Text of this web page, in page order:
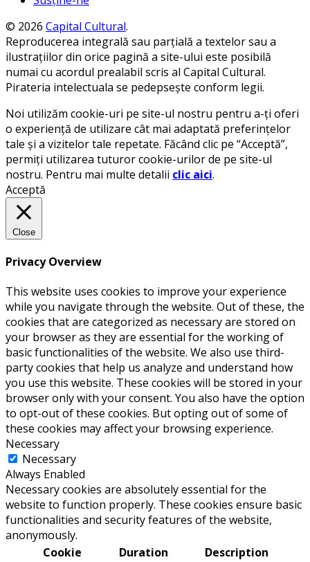
© 2026 Capital Cultural.
Reproducerea integrală sau parțială a textelor sau a
ilustrațiilor din orice pagină a site-ului este posibilă
numai cu acordul prealabil scris al Capital Cultural.
Pirateria intelectuala se pedepsește conform legii.
Noi utilizăm cookie-uri pe site-ul nostru pentru a-ți oferi
o experiență de utilizare cât mai adaptată preferințelor
tale și a vizitelor tale repetate. Făcând clic pe “Acceptă”,
permiți utilizarea tuturor cookie-urilor de pe site-ul
nostru. Pentru mai multe detalii clic aici.
Acceptă
Close
Privacy Overview
This website uses cookies to improve your experience
while you navigate through the website. Out of these, the
cookies that are categorized as necessary are stored on
your browser as they are essential for the working of
basic functionalities of the website. We also use third-
party cookies that help us analyze and understand how
you use this website. These cookies will be stored in your
browser only with your consent. You also have the option
to opt-out of these cookies. But opting out of some of
these cookies may affect your browsing experience.
Necessary
Necessary
Always Enabled
Necessary cookies are absolutely essential for the
website to function properly. These cookies ensure basic
functionalities and security features of the website,
anonymously.
Cookie
Duration Description